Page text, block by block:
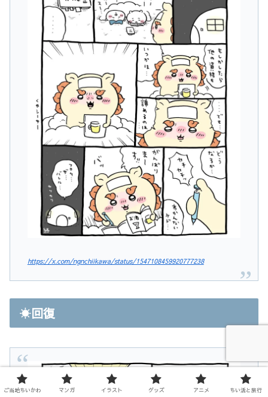
https://x.com/ngnchiikawa/status/1547108459920777238
☀️回復
ご当地ちいかわ マンガ イラスト グッズ アニメ ちい活と旅行